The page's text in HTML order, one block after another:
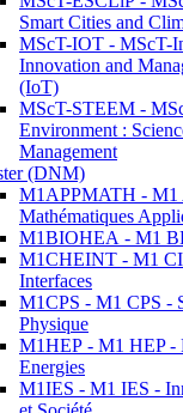
Smart Cities and
MScT-IOT - MScT-
Innovation and
(IoT)
MScT-STEEM -
Environment :
Management
(DNM)
M1APPMATH - M1
Mathématiques
M1BIOHEA - M1
M1CHEINT - M1
Interfaces
M1CPS - M1 CPS -
Physique
M1HEP - M1 HEP -
Energies
M1IES - M1 IES -